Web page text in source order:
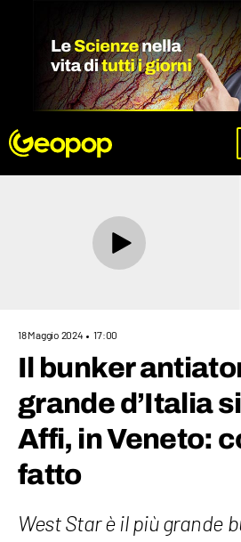
18 Maggio 2024 17:00
Il bunker
grande d’Italia
Affi, in Veneto:
fatto
West Star è il più grande